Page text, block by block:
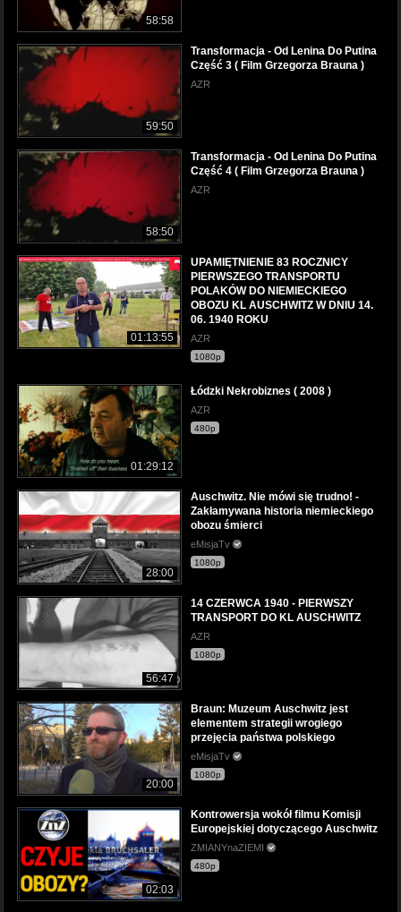
58:58
59:50
Transformacja - Od Lenina Do Putina
Część 3 ( Film Grzegorza Brauna )
AZR
58:50
Transformacja - Od Lenina Do Putina
Część 4 ( Film Grzegorza Brauna )
AZR
01:13:55
UPAMIĘTNIENIE 83 ROCZNICY
PIERWSZEGO TRANSPORTU
POLAKÓW DO NIEMIECKIEGO
OBOZU KL AUSCHWITZ W DNIU 14.
06. 1940 ROKU
AZR
1080p
01:29:12
Łódzki Nekrobiznes ( 2008 )
AZR
480p
28:00
Auschwitz. Nie mówi się trudno! -
Zakłamywana historia niemieckiego
obozu śmierci
eMisjaTv
1080p
56:47
14 CZERWCA 1940 - PIERWSZY
TRANSPORT DO KL AUSCHWITZ
AZR
1080p
20:00
Braun: Muzeum Auschwitz jest
elementem strategii wrogiego
przejęcia państwa polskiego
eMisjaTv
1080p
02:03
Kontrowersja wokół filmu Komisji
Europejskiej dotyczącego Auschwitz
ZMIANYnaZIEMI
480p